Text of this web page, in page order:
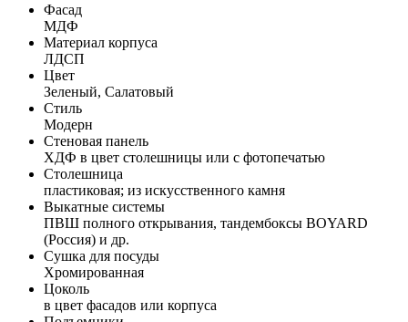
Фасад
МДФ
Материал корпуса
ЛДСП
Цвет
Зеленый, Салатовый
Стиль
Модерн
Стеновая панель
ХДФ в цвет столешницы или с фотопечатью
Столешница
пластиковая; из искусственного камня
Выкатные системы
ПВШ полного открывания, тандембоксы BOYARD
(Россия) и др.
Сушка для посуды
Хромированная
Цоколь
в цвет фасадов или корпуса